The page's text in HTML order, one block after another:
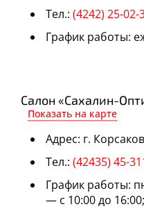
Тел.: (4242) 25-02-
График работы:
Салон «Сахалин-
Показать на карте
Адрес: г.
Тел.: (42435) 45-
График работы:
— с 10:00 до